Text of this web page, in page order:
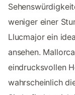
weniger einer
Llucmajor ein
ansehen.
eindrucksvollen
wahrscheinlich